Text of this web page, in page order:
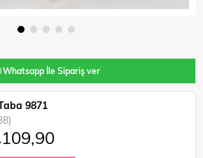
Whatsapp İle Sipariş ver
9871